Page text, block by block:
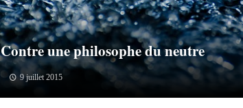
Contre une philosophe du neutre
9 juillet 2015